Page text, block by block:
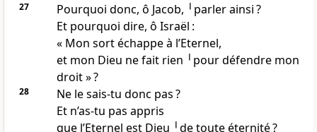
27
Pourquoi donc, ô Jacob, ╵parler ainsi ?
Et pourquoi dire, ô Israël :
« Mon sort échappe à l’Eternel,
et mon Dieu ne fait rien ╵pour défendre mon
droit » ?
28
Ne le sais-tu donc pas ?
Et n’as-tu pas appris
que l’Eternel est Dieu ╵de toute éternité ?